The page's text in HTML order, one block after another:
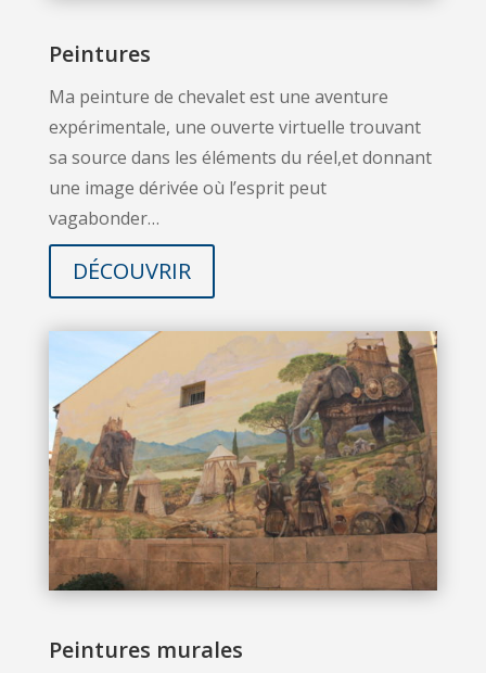
Peintures
Ma peinture de chevalet est une aventure
expérimentale, une ouverte virtuelle trouvant
sa source dans les éléments du réel,et donnant
une image dérivée où l’esprit peut
vagabonder…
DÉCOUVRIR
Peintures murales